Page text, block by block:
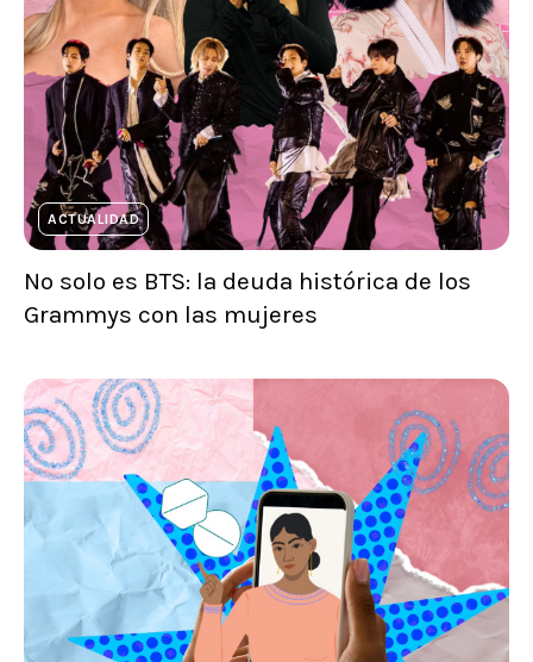
ACTUALIDAD
No solo es BTS: la deuda histórica de los
Grammys con las mujeres